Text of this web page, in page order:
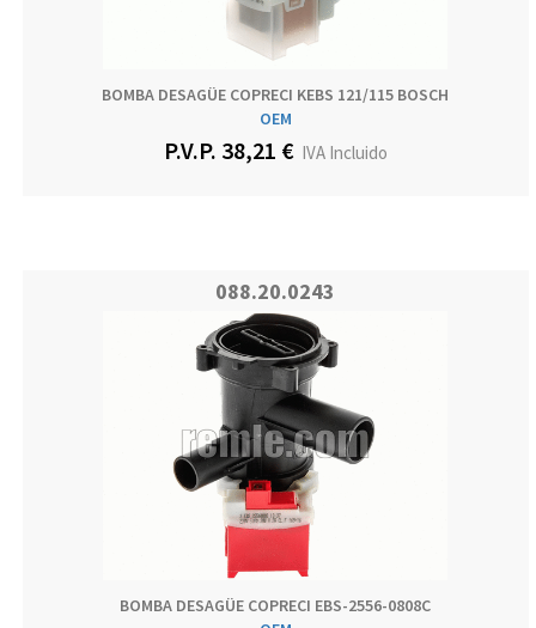
BOMBA DESAGÜE COPRECI KEBS 121/115 BOSCH
OEM
P.V.P. 38,21 €IVA Incluido
088.20.0243
BOMBA DESAGÜE COPRECI EBS-2556-0808C